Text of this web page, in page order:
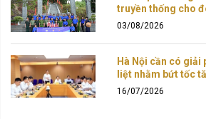
truyền thống cho
03/08/2026
Hà Nội cần có
liệt nhằm bứt tốc
16/07/2026